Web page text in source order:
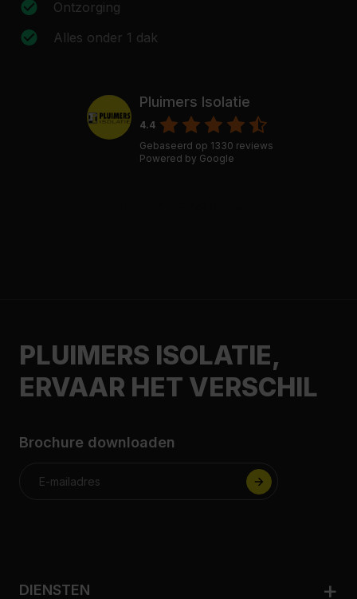
Ontzorging
Alles onder 1 dak
Pluimers Isolatie
4.4
Gebaseerd op 1330 reviews
Powered by Google
PLUIMERS ISOLATIE,
ERVAAR HET VERSCHIL
Brochure downloaden
DIENSTEN